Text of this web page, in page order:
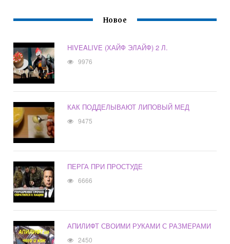
Новое
HIVEALIVE (ХАЙФ ЭЛАЙФ) 2 Л.
9976
КАК ПОДДЕЛЫВАЮТ ЛИПОВЫЙ МЕД
9475
ПЕРГА ПРИ ПРОСТУДЕ
6666
АПИЛИФТ СВОИМИ РУКАМИ С РАЗМЕРАМИ
2450